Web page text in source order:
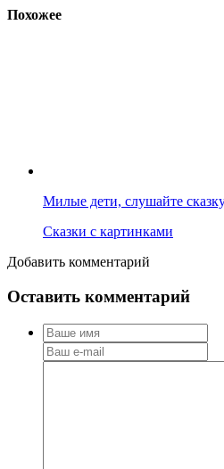
Похожее
Милые дети, слушайте
Сказки с картинками
Добавить комментарий
Оставить комментарий